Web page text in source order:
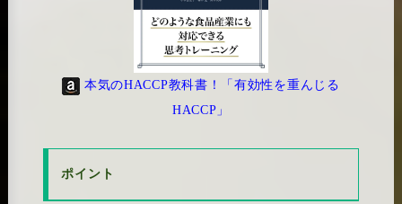
本気のHACCP教科書！「有効性を重んじる
HACCP」
ポイント